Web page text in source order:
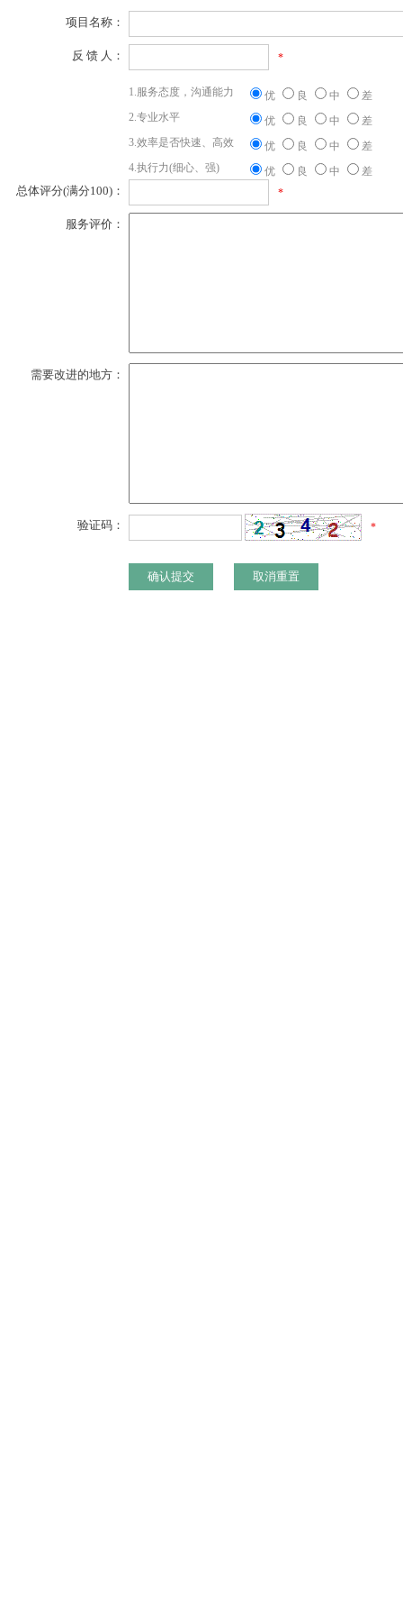
项目名称：
反 馈 人： *
1.服务态度，沟通能力 优 良 中
差
2.专业水平
优 良 中
差
3.效率是否快速、高效
优 良 中
差
4.执行力(细心、强)
优 良 中 差
总体评分(满分100)： *
服务评价：
需要改进的地方：
验证码： *